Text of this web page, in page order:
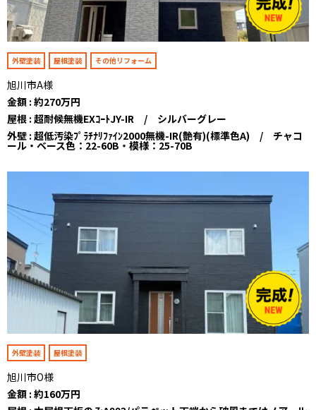
外壁塗装 屋根塗装 その他リフォーム
旭川市A様
金額 : 約270万円
屋根 : 超耐候無機EXｺｰﾄJY-IR / シルバーグレー
外壁 : 超低汚染ﾌﾟﾗﾁﾅﾘﾌｧｲﾝ2000無機-IR(艶有)(標準色A) / チャコ
ール・ベース色：22-60B・模様：25-70B
外壁塗装 屋根塗装
旭川市O様
金額 : 約160万円